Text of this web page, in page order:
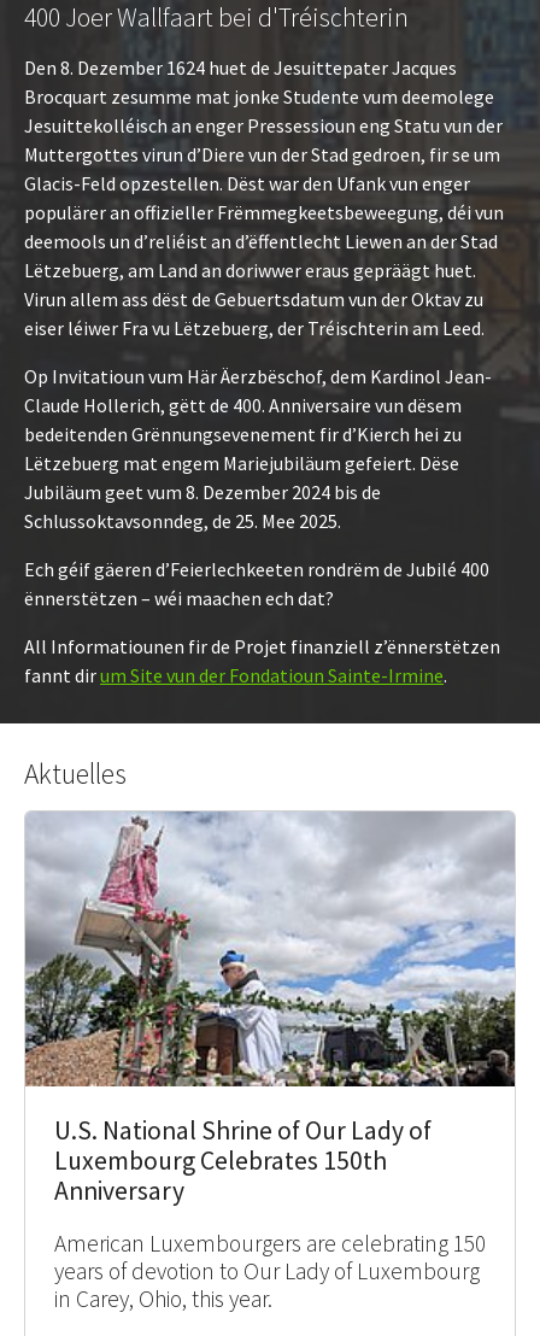
400 Joer Wallfaart bei d'Tréischterin
Den 8. Dezember 1624 huet de Jesuittepater Jacques
Brocquart zesumme mat jonke Studente vum deemolege
Jesuittekolléisch an enger Pressessioun eng Statu vun der
Muttergottes virun d’Diere vun der Stad gedroen, fir se um
Glacis-Feld opzestellen. Dëst war den Ufank vun enger
populärer an offizieller Frëmmegkeetsbeweegung, déi vun
deemools un d’reliéist an d’ëffentlecht Liewen an der Stad
Lëtzebuerg, am Land an doriwwer eraus gepräägt huet.
Virun allem ass dëst de Gebuertsdatum vun der Oktav zu
eiser léiwer Fra vu Lëtzebuerg, der Tréischterin am Leed.
Op Invitatioun vum Här Äerzbëschof, dem Kardinol Jean-
Claude Hollerich, gëtt de 400. Anniversaire vun dësem
bedeitenden Grënnungsevenement fir d’Kierch hei zu
Lëtzebuerg mat engem Mariejubiläum gefeiert. Dëse
Jubiläum geet vum 8. Dezember 2024 bis de
Schlussoktavsonndeg, de 25. Mee 2025.
Ech géif gäeren d’Feierlechkeeten rondrëm de Jubilé 400
ënnerstëtzen – wéi maachen ech dat?
All Informatiounen fir de Projet finanziell z’ënnerstëtzen
fannt dirum Site vun der Fondatioun Sainte-Irmine.
Aktuelles
U.S. National Shrine of Our Lady of
Luxembourg Celebrates 150th
Anniversary
American Luxembourgers are celebrating 150
years of devotion to Our Lady of Luxembourg
in Carey, Ohio, this year.